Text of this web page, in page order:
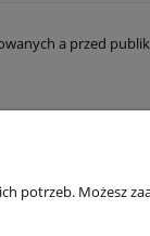
a przed
potrzeb. Możesz